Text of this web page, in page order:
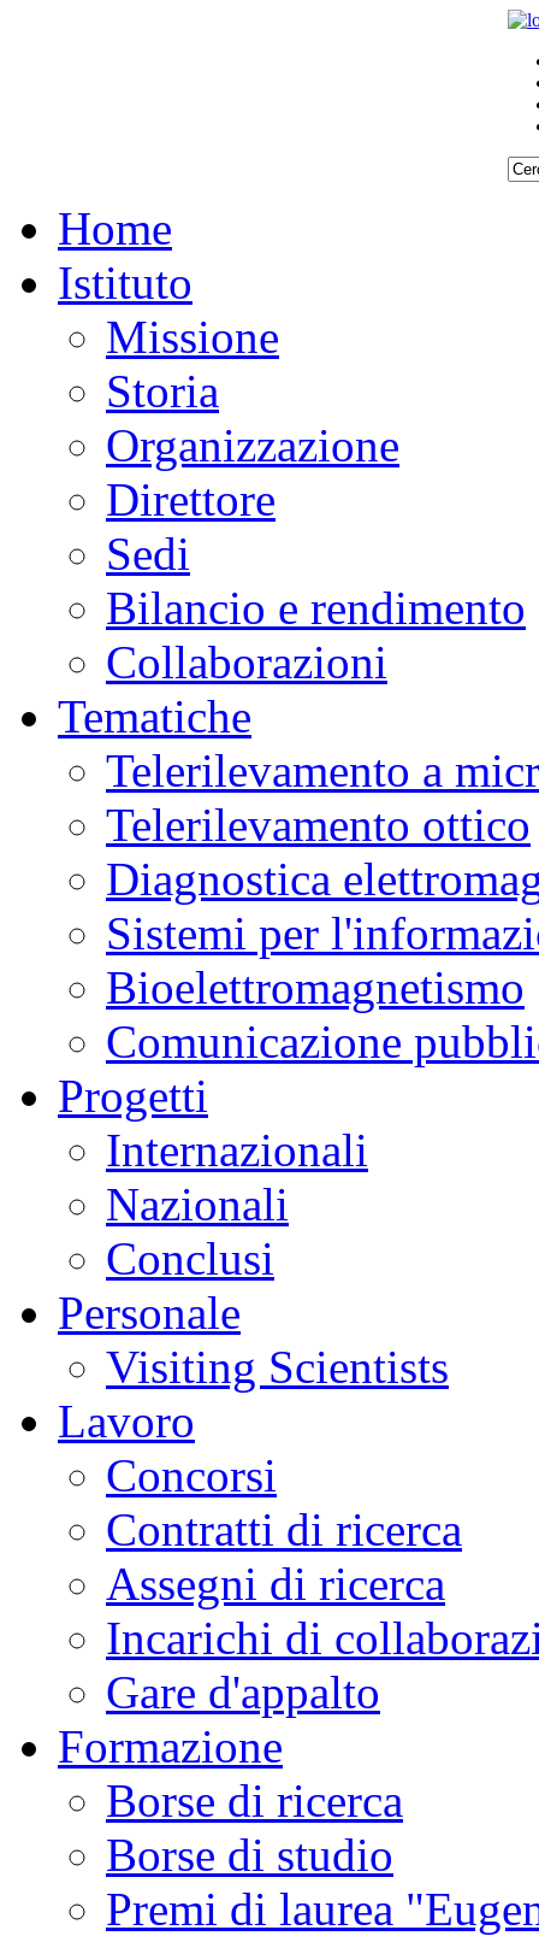
Home
Istituto
Missione
Storia
Organizzazione
Direttore
Sedi
Bilancio e rendimento
Collaborazioni
Tematiche
Telerilevamento a
Telerilevamento ottico
Diagnostica
Sistemi per
Bioelettromagnetismo
Comunicazione
Progetti
Internazionali
Nazionali
Conclusi
Personale
Visiting Scientists
Lavoro
Concorsi
Contratti di ricerca
Assegni di ricerca
Incarichi di
Gare d'appalto
Formazione
Borse di ricerca
Borse di studio
Premi di laurea